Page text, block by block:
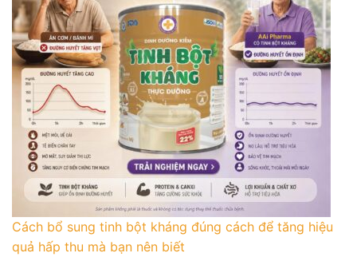
Cách bổ sung tinh bột kháng đúng cách để tăng hiệu
quả hấp thu mà bạn nên biết